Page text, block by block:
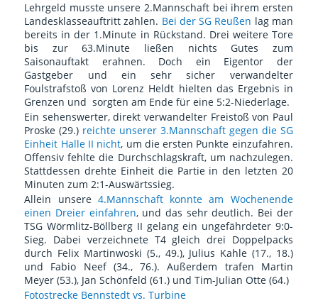
Lehrgeld musste unsere 2.Mannschaft bei ihrem ersten
Landesklasseauftritt zahlen. Bei der SG Reußen lag man
bereits in der 1.Minute in Rückstand. Drei weitere Tore
bis zur 63.Minute ließen nichts Gutes zum
Saisonauftakt erahnen. Doch ein Eigentor der
Gastgeber und ein sehr sicher verwandelter
Foulstrafstoß von Lorenz Heldt hielten das Ergebnis in
Grenzen und sorgten am Ende für eine 5:2-Niederlage.
Ein sehenswerter, direkt verwandelter Freistoß von Paul
Proske (29.) reichte unserer 3.Mannschaft gegen die SG
Einheit Halle II nicht, um die ersten Punkte einzufahren.
Offensiv fehlte die Durchschlagskraft, um nachzulegen.
Stattdessen drehte Einheit die Partie in den letzten 20
Minuten zum 2:1-Auswärtssieg.
Allein unsere 4.Mannschaft konnte am Wochenende
einen Dreier einfahren, und das sehr deutlich. Bei der
TSG Wörmlitz-Böllberg II gelang ein ungefährdeter 9:0-
Sieg. Dabei verzeichnete T4 gleich drei Doppelpacks
durch Felix Martinwoski (5., 49.), Julius Kahle (17., 18.)
und Fabio Neef (34., 76.). Außerdem trafen Martin
Meyer (53.), Jan Schönfeld (61.) und Tim-Julian Otte (64.)
Fotostrecke Bennstedt vs. Turbine